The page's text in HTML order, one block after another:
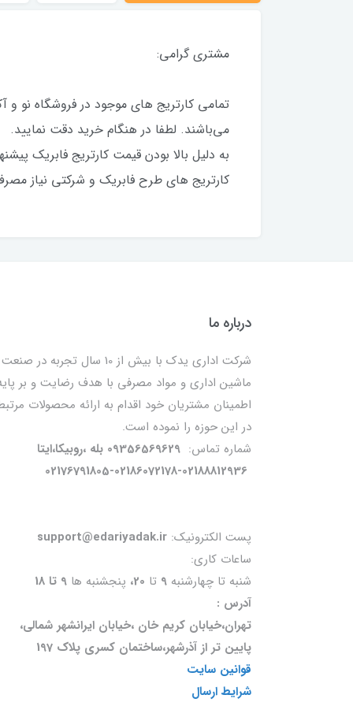
مشتری گرامی:
تمامی کارتریج های موجود در فروشگاه نو
می‌باشند. لطفا در هنگام خرید دقت نمایید.
به دلیل بالا بودن قیمت کارتریج فابریک
کارتریج های طرح فابریک و شرکتی نیاز
درباره ما
شرکت اداری یدک با بیش از 10 سال تجربه در صنعت
ماشین اداری و مواد مصرفی با هدف رضایت و بر
اطمینان مشتریان خود اقدام به ارائه محصولات
در این حوزه را نموده است.
شماره تماس:09356569629 بله ،روبیکا،ایتا
02176791805-02186072178-02188812936
پست الکترونیک: support@edariyadak.ir
ساعات کاری:
شنبه تا چهارشنبه9 تا 20، پنجشنبه ها 9 تا 18
آدرس :
تهران،خیابان کریم خان ،خیابان ایرانشهر شمالی،
پایین تر از آذرشهر،ساختمان کسری پلاک 197
قوانین سایت
شرایط ارسال